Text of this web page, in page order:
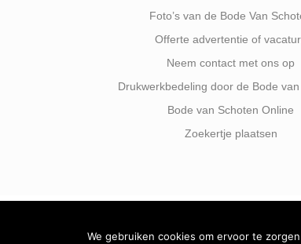
Foto’s van de Bode Van
Offerte advertentie of
Neem contact met ons op
Drukwerkbedeling door de Bode
Bode van Schoten Online
Zoekertje plaatsen
Facebook
We gebruiken cookies om ervoor te